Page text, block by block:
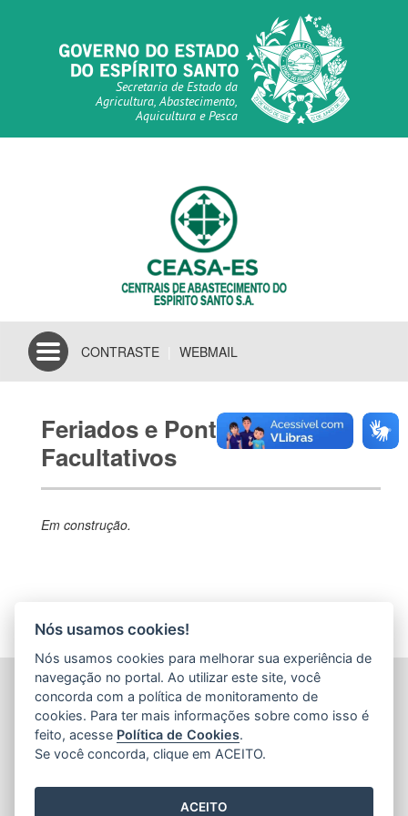
Secretaria de Estado da
Agricultura, Abastecimento,
Aquicultura e Pesca
Toggle
navigation
CONTRASTE WEBMAIL
Feriados e Pontos
Facultativos
Em construção.
CENTRAIS DE ABASTECIMENTO DO ESPÍRITO SANTO
S.A. (CEASA-ES)
Avenida Mario Gurgel, nº 5468 - Vila Capixaba
CEP: 29148906 - Cariacica / ES
Tel.: 27 3336-1603
Nós usamos cookies!
Nós usamos cookies para melhorar sua experiência de
navegação no portal. Ao utilizar este site, você
concorda com a política de monitoramento de
cookies. Para ter mais informações sobre como isso é
feito, acesse Política de Cookies.
Se você concorda, clique em ACEITO.
ACEITO